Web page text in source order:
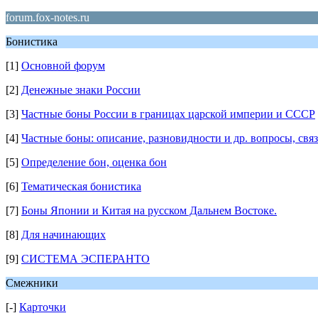
forum.fox-notes.ru
Бонистика
[1] Основной форум
[2] Денежные знаки России
[3] Частные боны России в границах царской империи и СССР
[4] Частные боны: описание, разновидности и др. вопросы,
[5] Определение бон, оценка бон
[6] Тематическая бонистика
[7] Боны Японии и Китая на русском Дальнем Востоке.
[8] Для начинающих
[9] СИСТЕМА ЭСПЕРАНТО
Смежники
[-] Карточки